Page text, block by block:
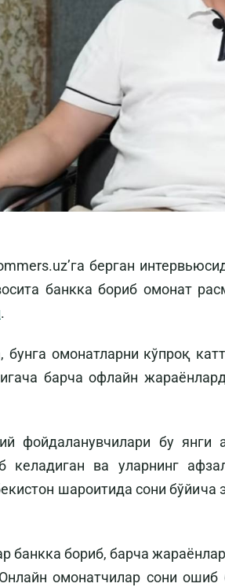
берган
банкка бориб омонат
.
бунга омонатларни кўпроқ
барча офлайн
фойдаланувчилари бу янги
ва уларнинг
шароитида сони бўйича
банкка бориб, барча
омонатчилар сони ошиб